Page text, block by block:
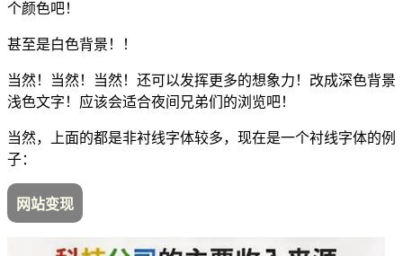
个颜色吧！
甚至是白色背景！！
当然！当然！当然！还可以发挥更多的想象力！改成深色背景
浅色文字！应该会适合夜间兄弟们的浏览吧！
当然，上面的都是非衬线字体较多，现在是一个衬线字体的例
子：
网站变现